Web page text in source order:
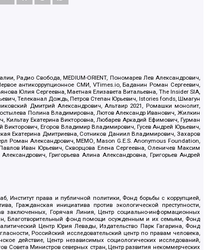
Радио Свобода, MEDIUM-ORIENT, Пономарев Лев Александрович,
антикоррупционное СМИ, VTimes.io, Баданин Роман Сергеевич,
Юлия Сергеевна, Маетная Елизавета Витальевна, The Insider SIA,
Телеканал Дождь, Петров Степан Юрьевич, Istories fonds, Шмагун
Дмитрий Александрович, Альтаир 2021, Ромашки монолит,
Полина Владимировна, Лютов Александр Иванович, Жилкин
Екатерина Викторовна, Любарев Аркадий Ефимович, Гурман
Егоров Владимир Владимирович, Гусев Андрей Юрьевич,
Екатерина Дмитриевна, Сотников Даниил Владимирович, Захаров
Роман Александрович, МЕМО, Mason G.E.S. Anonymous Foundation,
Иван Юрьевич, Скворцова Елена Сергеевна, Оленичев Максим
Григорьева Алина Александровна, Григорьев Андрей
Институт права и публичной политики, Фонд борьбы с коррупцией,
Гражданская инициатива против экологической преступности,
заключенных, Горячая Линия, Центр социально-информационных
Благотворительный фонд помощи осужденным и их семьям, Фонд
Центр Юрия Левады, Издательство Парк Гагарина, Фонд
Российский исследовательский центр по правам человека,
действие, Центр независимых социологических исследований,
Министров северных стран, Центр развития некоммерческих